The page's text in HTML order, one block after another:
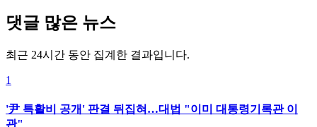
댓글 많은 뉴스
최근 24시간 동안 집계한 결과입니다.
1
'尹 특활비 공개' 판결 뒤집혀…대법 "이미 대통령기록관 이
관"